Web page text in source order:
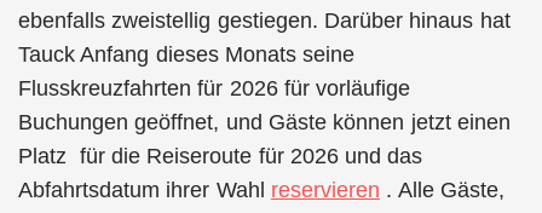
ebenfalls zweistellig gestiegen. Darüber hinaus hat
Tauck Anfang dieses Monats seine
Flusskreuzfahrten für 2026 für vorläufige
Buchungen geöffnet, und Gäste können jetzt einen
Platz für die Reiseroute für 2026 und das
Abfahrtsdatum ihrer Wahl reservieren . Alle Gäste,